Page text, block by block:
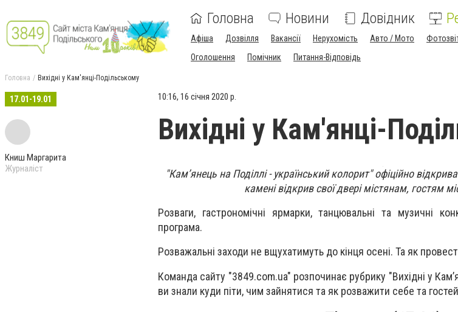
Головна Новини Довідник
Афіша Дозвілля Вакансії Нерухомість Авто / Мото
Оголошення
Помічник Питання-Відповідь
Головна Вихідні у Кам'янці-Подільському
17.01-19.01
Книш Маргарита
Журналіст
10:16, 16 січня 2020 р.
Вихідні у Кам'янці-
"Кам’янець на Поділлі - український колорит" офіційно
камені відкрив свої двері містянам, гостям
Розваги, гастрономічні ярмарки, танцювальні та музичні
програма.
Розважальні заходи не вщухатимуть до кінця осені. Та як
Команда сайту "3849.com.ua" розпочинає рубрику "Вихідні у
ви знали куди піти, чим зайнятися та як розважити себе та